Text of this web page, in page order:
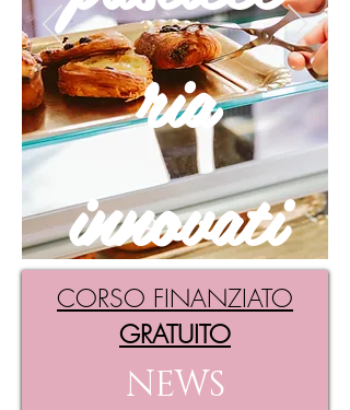
ria
innovati
va
CORSO FINANZIATO
GRATUITO
NEWS